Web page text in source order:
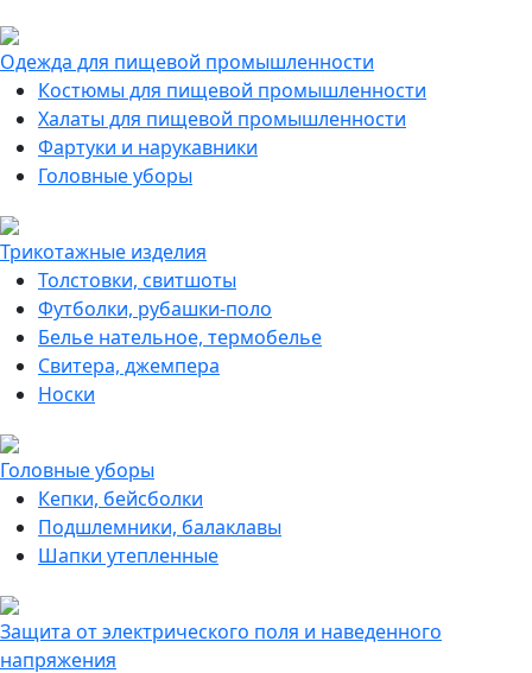
Одежда для пищевой промышленности
Костюмы для пищевой промышленности
Халаты для пищевой промышленности
Фартуки и нарукавники
Головные уборы
Трикотажные изделия
Толстовки, свитшоты
Футболки, рубашки-поло
Белье нательное, термобелье
Свитера, джемпера
Носки
Головные уборы
Кепки, бейсболки
Подшлемники, балаклавы
Шапки утепленные
Защита от электрического поля и наведенного
напряжения